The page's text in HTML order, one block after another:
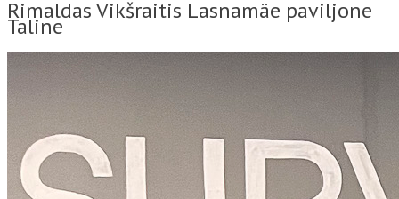
Rimaldas Vikšraitis Lasnamäe paviljone
Taline